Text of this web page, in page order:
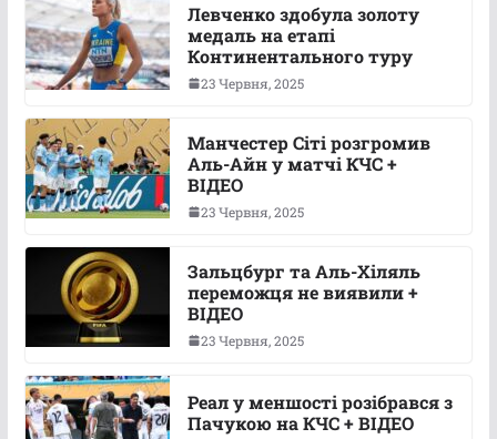
Левченко здобула золоту
медаль на етапі
Континентального туру
23 Червня, 2025
Манчестер Сіті розгромив
Аль-Айн у матчі КЧС +
ВІДЕО
23 Червня, 2025
Зальцбург та Аль-Хіляль
переможця не виявили +
ВІДЕО
23 Червня, 2025
Реал у меншості розібрався з
Пачукою на КЧС + ВІДЕО